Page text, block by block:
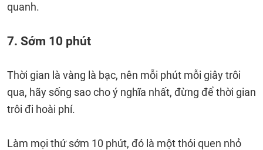
quanh.
7. Sớm 10 phút
Thời gian là vàng là bạc, nên mỗi phút mỗi giây trôi
qua, hãy sống sao cho ý nghĩa nhất, đừng để thời gian
trôi đi hoài phí.
Làm mọi thứ sớm 10 phút, đó là một thói quen nhỏ